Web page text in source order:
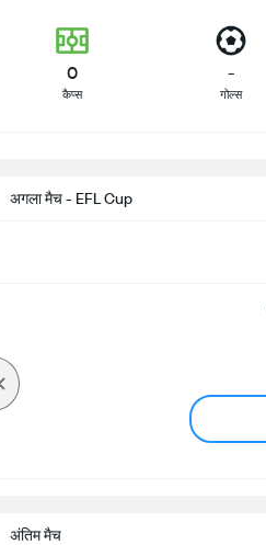
0
कैप्स
-
गोल्स
अगला मैच - EFL Cup
अंतिम मैच